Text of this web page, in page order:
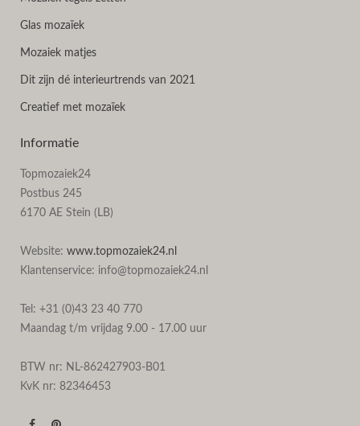
Glas mozaïek
Mozaiek matjes
Dit zijn dé interieurtrends van 2021
Creatief met mozaïek
Informatie
Topmozaiek24
Postbus 245
6170 AE Stein (LB)
Website: www.topmozaiek24.nl
Klantenservice: info@topmozaiek24.nl
Tel: +31 (0)43 23 40 770
Maandag t/m vrijdag 9.00 - 17.00 uur
BTW nr: NL-862427903-B01
KvK nr: 82346453